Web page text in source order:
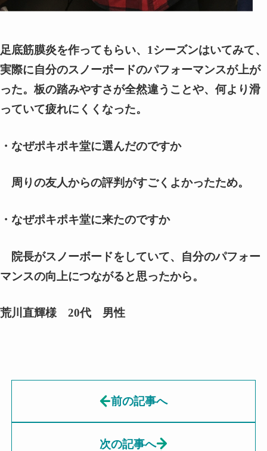
足底筋膜炎を作ってもらい、1シーズンはいてみて、
実際に自分のスノーボードのパフォーマンスが上が
った。板の踏みやすさが全然違うことや、何より滑
っていて疲れにくくなった。
・なぜポキポキ堂に選んだのですか
周りの友人からの評判がすごくよかったため。
・なぜポキポキ堂に来たのですか
院長がスノーボードをしていて、自分のパフォー
マンスの向上につながると思ったから。
荒川直輝様 20代 男性
前の記事へ
次の記事へ